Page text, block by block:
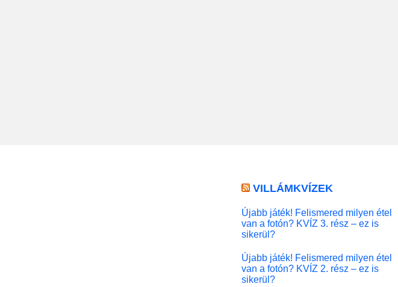
VILLÁMKVÍZEK
Újabb játék! Felismered milyen étel
van a fotón? KVÍZ 3. rész – ez is
sikerül?
Újabb játék! Felismered milyen étel
van a fotón? KVÍZ 2. rész – ez is
sikerül?